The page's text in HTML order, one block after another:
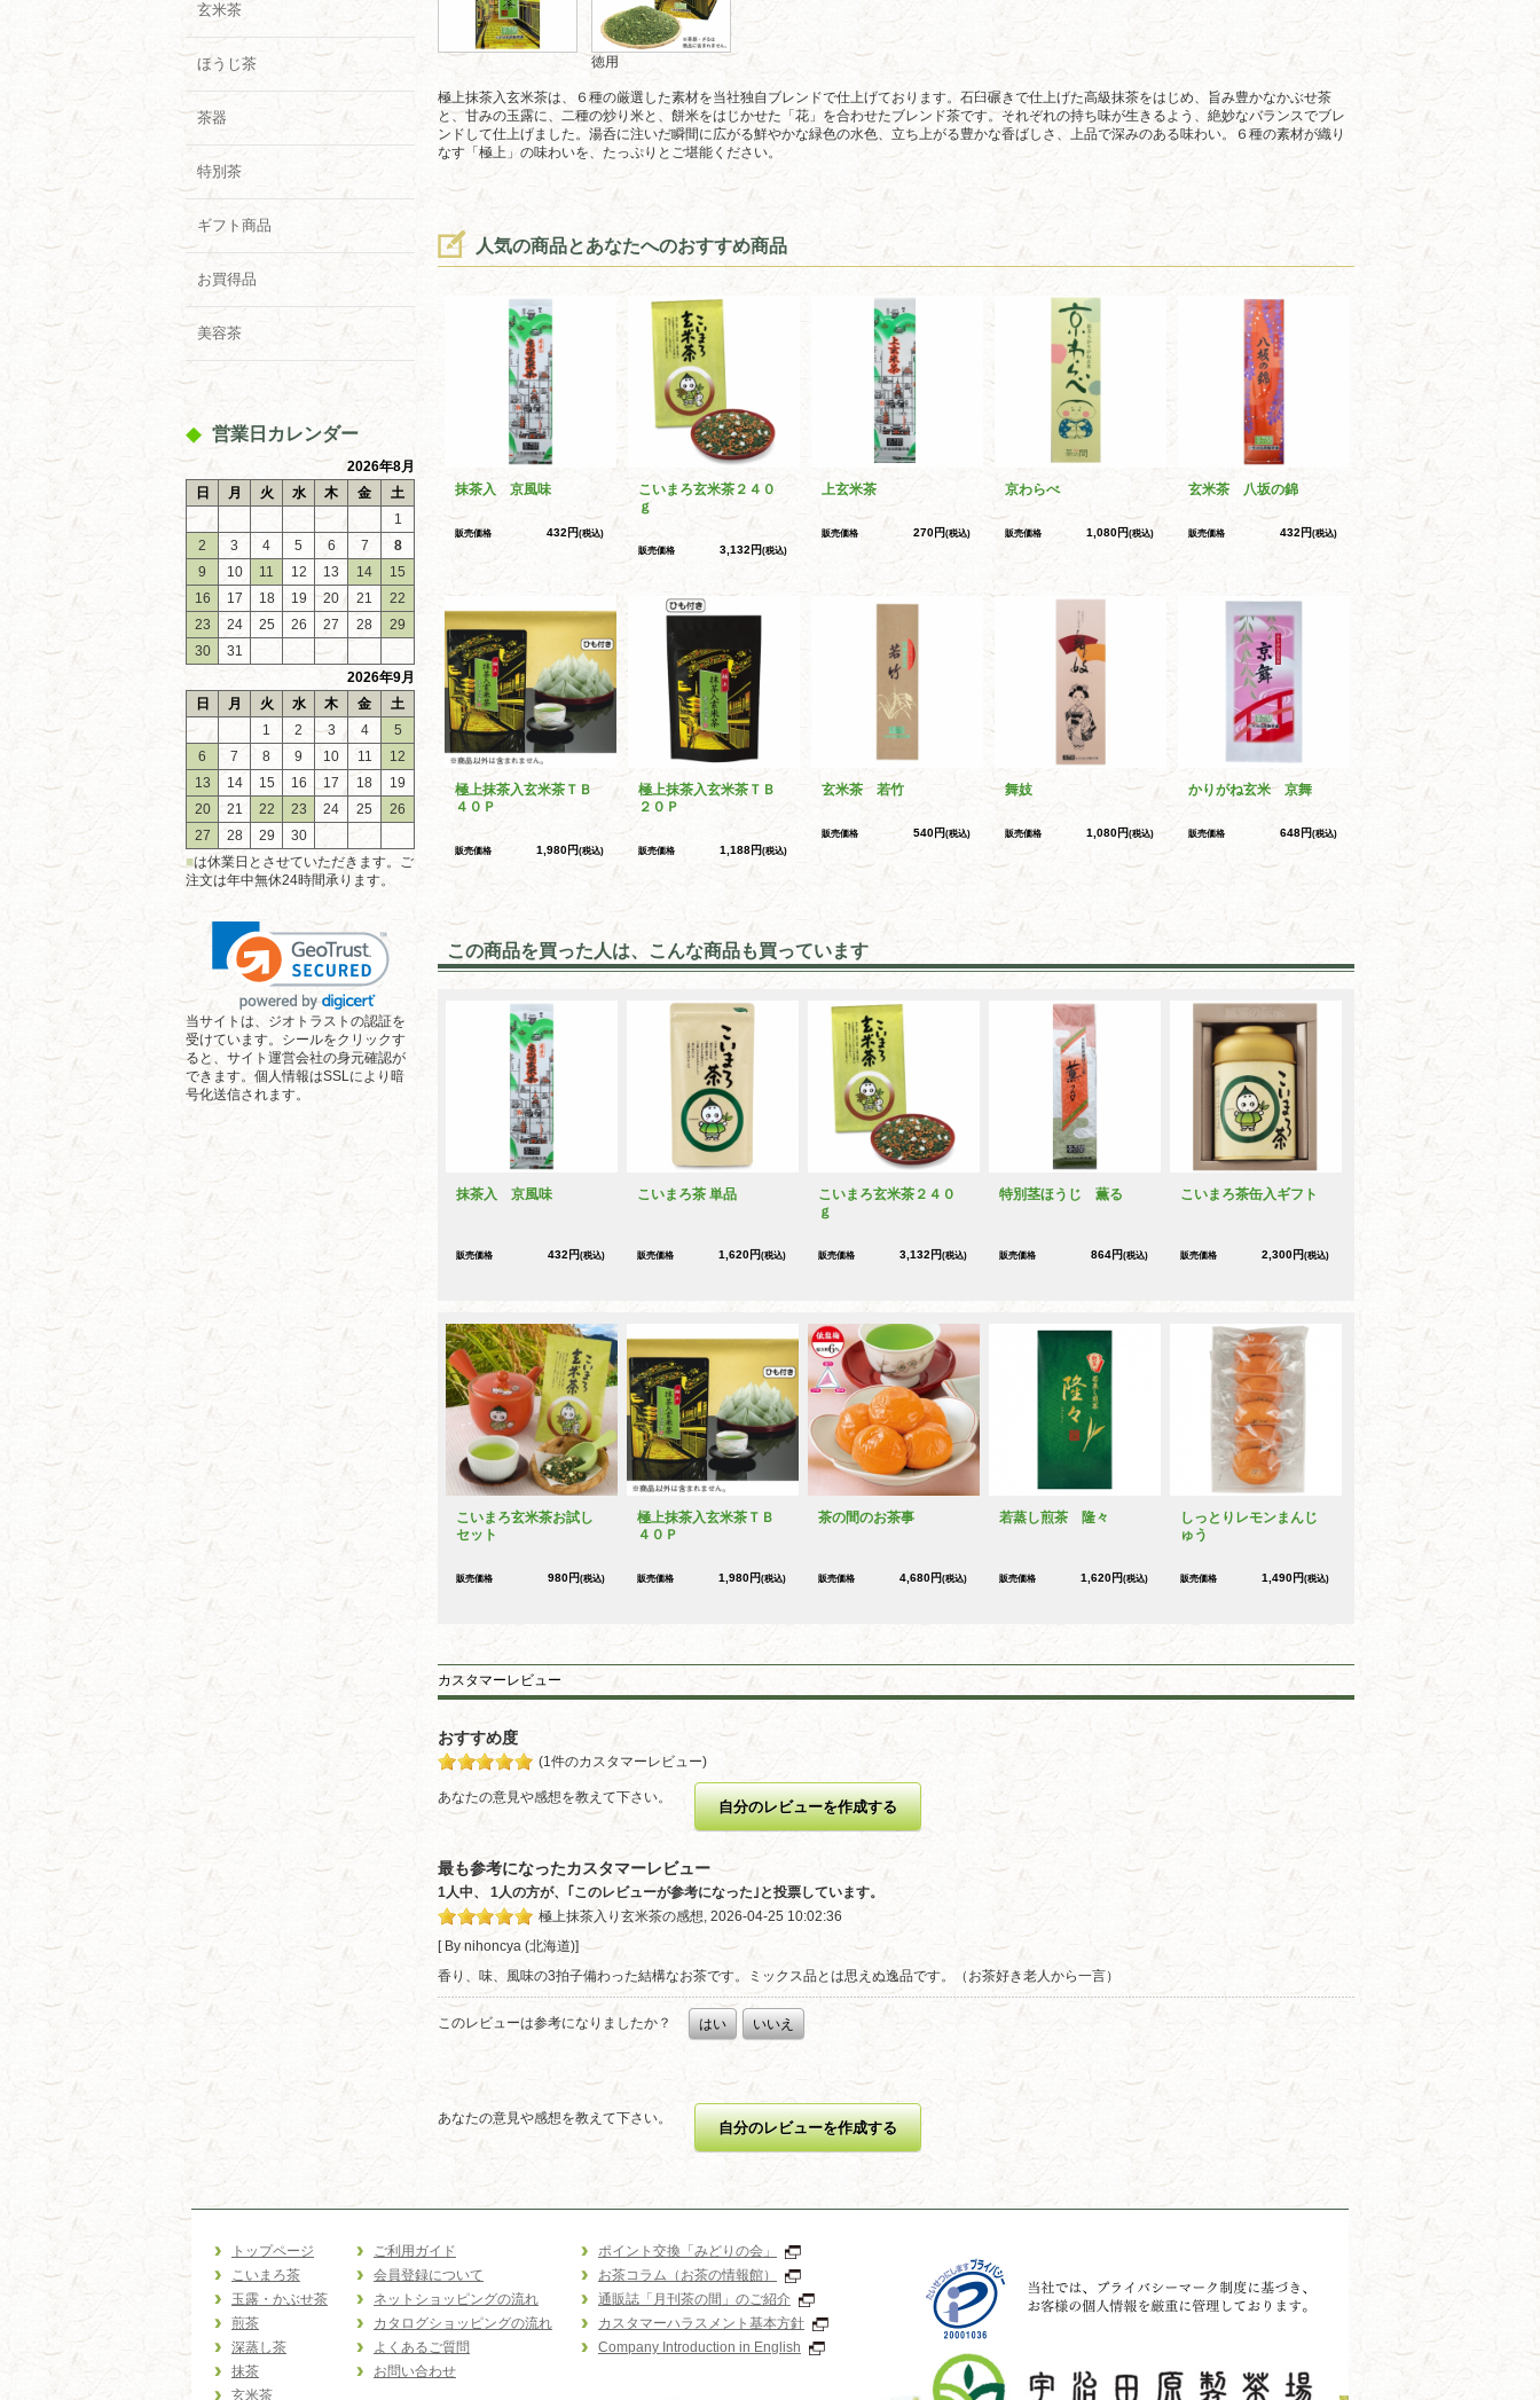
玄米茶
ほうじ茶
茶器
特別茶
ギフト商品
お買得品
美容茶
営業日カレンダー
2026年8月
日
月 火 水 木 金
土
1
2
3 4 5 6 7
8
9
10 11 12 13 14
15
16
17 18 19 20 21
22
23
24 25 26 27 28
29
30
31
2026年9月
日
月 火 水 木 金
土
1
2 3 4
5
6
7 8 9 10 11
12
13
14 15 16 17 18
19
20
21 22 23 24 25
26
27
28 29
30
■は休業日とさせていただきます。ご
注文は年中無休24時間承ります。
当サイトは、ジオトラストの認証を
受けています。シールをクリックす
ると、サイト運営会社の身元確認が
できます。個人情報はSSLにより暗
号化送信されます。
徳用
極上抹茶入玄米茶は、６種の厳選した素材を当社独自ブレンドで仕上げております。石臼碾きで仕上げた高級抹茶をはじめ、旨み豊かなかぶせ茶
と、甘みの玉露に、二種の炒り米と、餅米をはじかせた「花」を合わせたブレンド茶です。それぞれの持ち味が生きるよう、絶妙なバランスでブレ
ンドして仕上げました。湯呑に注いだ瞬間に広がる鮮やかな緑色の水色、立ち上がる豊かな香ばしさ、上品で深みのある味わい。６種の素材が織り
なす「極上」の味わいを、たっぷりとご堪能ください。
人気の商品とあなたへのおすすめ商品
抹茶入 京風味
販売価格 432円(税込)
こいまろ玄米茶２４０
ｇ
販売価格 3,132円(税込)
上玄米茶
販売価格 270円(税込)
京わらべ
販売価格 1,080円(税込)
玄米茶 八坂の錦
販売価格 432円(税込)
極上抹茶入玄米茶ＴＢ
４０Ｐ
販売価格 1,980円(税込)
極上抹茶入玄米茶ＴＢ
２０Ｐ
販売価格 1,188円(税込)
玄米茶 若竹
販売価格 540円(税込)
舞妓
販売価格 1,080円(税込)
かりがね玄米 京舞
販売価格 648円(税込)
この商品を買った人は、こんな商品も買っています
抹茶入 京風味
販売価格 432円(税込)
こいまろ茶 単品
販売価格 1,620円(税込)
こいまろ玄米茶２４０
ｇ
販売価格 3,132円(税込)
特別茎ほうじ 薫る
販売価格 864円(税込)
こいまろ茶缶入ギフト
販売価格 2,300円(税込)
こいまろ玄米茶お試し
セット
販売価格 980円(税込)
極上抹茶入玄米茶ＴＢ
４０Ｐ
販売価格 1,980円(税込)
茶の間のお茶事
販売価格 4,680円(税込)
若蒸し煎茶 隆々
販売価格 1,620円(税込)
しっとりレモンまんじ
ゅう
販売価格 1,490円(税込)
カスタマーレビュー
おすすめ度
(1件のカスタマーレビュー)
あなたの意見や感想を教えて下さい。
自分のレビューを作成する
最も参考になったカスタマーレビュー
1人中、 1人の方が、｢このレビューが参考になった｣と投票しています。
極上抹茶入り玄米茶の感想, 2026-04-25 10:02:36
[ By nihoncya (北海道)]
香り、味、風味の3拍子備わった結構なお茶です。ミックス品とは思えぬ逸品です。（お茶好き老人から一言）
このレビューは参考になりましたか？ はい いいえ
あなたの意見や感想を教えて下さい。
自分のレビューを作成する
トップページ
こいまろ茶
玉露・かぶせ茶
煎茶
深蒸し茶
抹茶
玄米茶
ご利用ガイド
会員登録について
ネットショッピングの流れ
カタログショッピングの流れ
よくあるご質問
お問い合わせ
ポイント交換「みどりの会」
お茶コラム（お茶の情報館）
通販誌「月刊茶の間」のご紹介
カスタマーハラスメント基本方針
Company Introduction in English